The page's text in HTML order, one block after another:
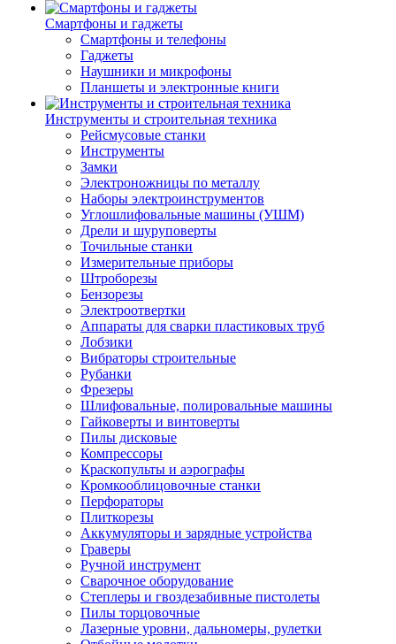
Смартфоны и гаджеты
Смартфоны и телефоны
Гаджеты
Наушники и микрофоны
Планшеты и электронные книги
Инструменты и строительная техника
Рейсмусовые станки
Инструменты
Замки
Электроножницы по металлу
Наборы электроинструментов
Углошлифовальные машины (УШМ)
Дрели и шуруповерты
Точильные станки
Измерительные приборы
Штроборезы
Бензорезы
Электроотвертки
Аппараты для сварки пластиковых труб
Лобзики
Вибраторы строительные
Рубанки
Фрезеры
Шлифовальные, полировальные машины
Гайковерты и винтоверты
Пилы дисковые
Компрессоры
Краскопульты и аэрографы
Кромкооблицовочные станки
Перфораторы
Плиткорезы
Аккумуляторы и зарядные устройства
Граверы
Ручной инструмент
Сварочное оборудование
Степлеры и гвоздезабивные пистолеты
Пилы торцовочные
Лазерные уровни, дальномеры, рулетки